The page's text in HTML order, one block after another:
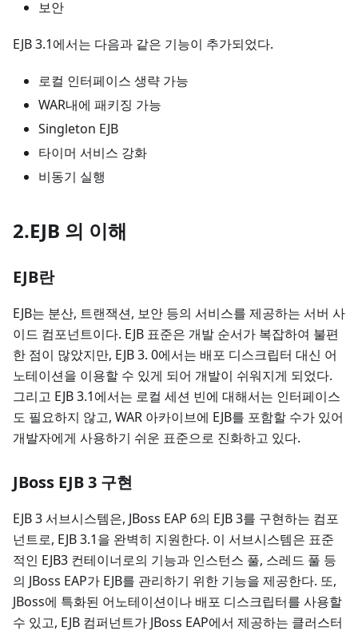
보안
EJB 3.1에서는 다음과 같은 기능이 추가되었다.
로컬 인터페이스 생략 가능
WAR내에 패키징 가능
Singleton EJB
타이머 서비스 강화
비동기 실행
2.EJB 의 이해
EJB란
EJB는 분산, 트랜잭션, 보안 등의 서비스를 제공하는 서버 사
이드 컴포넌트이다. EJB 표준은 개발 순서가 복잡하여 불편
한 점이 많았지만, EJB 3. 0에서는 배포 디스크립터 대신 어
노테이션을 이용할 수 있게 되어 개발이 쉬워지게 되었다.
그리고 EJB 3.1에서는 로컬 세션 빈에 대해서는 인터페이스
도 필요하지 않고, WAR 아카이브에 EJB를 포함할 수가 있어
개발자에게 사용하기 쉬운 표준으로 진화하고 있다.
JBoss EJB 3 구현
EJB 3 서브시스템은, JBoss EAP 6의 EJB 3를 구현하는 컴포
넌트로, EJB 3.1을 완벽히 지원한다. 이 서브시스템은 표준
적인 EJB3 컨테이너로의 기능과 인스턴스 풀, 스레드 풀 등
의 JBoss EAP가 EJB를 관리하기 위한 기능을 제공한다. 또,
JBoss에 특화된 어노테이션이나 배포 디스크립터를 사용할
수 있고, EJB 컴퍼넌트가 JBoss EAP에서 제공하는 클러스터